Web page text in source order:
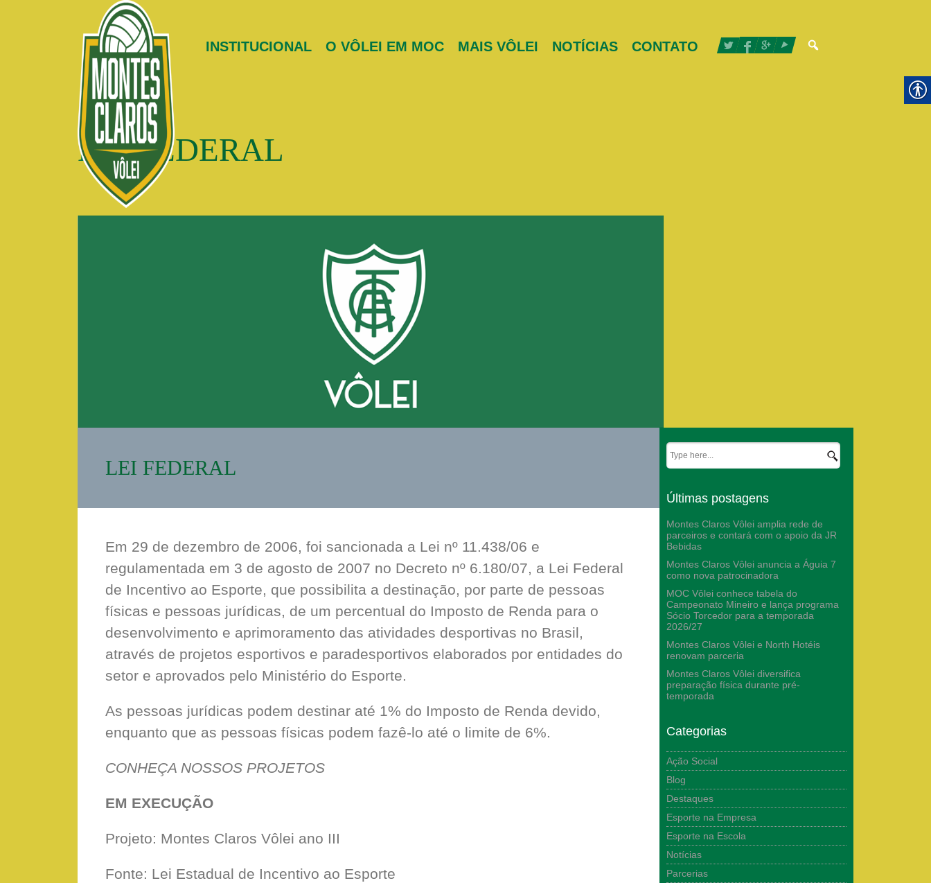
INSTITUCIONAL O VÔLEI EM MOC MAIS VÔLEI NOTÍCIAS CONTATO
LEI FEDERAL
LEI FEDERAL
Em 29 de dezembro de 2006, foi sancionada a Lei nº 11.438/06 e
regulamentada em 3 de agosto de 2007 no Decreto nº 6.180/07, a Lei Federal
de Incentivo ao Esporte, que possibilita a destinação, por parte de pessoas
físicas e pessoas jurídicas, de um percentual do Imposto de Renda para o
desenvolvimento e aprimoramento das atividades desportivas no Brasil,
através de projetos esportivos e paradesportivos elaborados por entidades do
setor e aprovados pelo Ministério do Esporte.
As pessoas jurídicas podem destinar até 1% do Imposto de Renda devido,
enquanto que as pessoas físicas podem fazê-lo até o limite de 6%.
CONHEÇA NOSSOS PROJETOS
EM EXECUÇÃO
Projeto: Montes Claros Vôlei ano III
Fonte: Lei Estadual de Incentivo ao Esporte
Últimas postagens
Montes Claros Vôlei amplia rede de
parceiros e contará com o apoio da JR
Bebidas
Montes Claros Vôlei anuncia a Águia 7
como nova patrocinadora
MOC Vôlei conhece tabela do
Campeonato Mineiro e lança programa
Sócio Torcedor para a temporada
2026/27
Montes Claros Vôlei e North Hotéis
renovam parceria
Montes Claros Vôlei diversifica
preparação física durante pré-
temporada
Categorias
Ação Social
Blog
Destaques
Esporte na Empresa
Esporte na Escola
Notícias
Parcerias